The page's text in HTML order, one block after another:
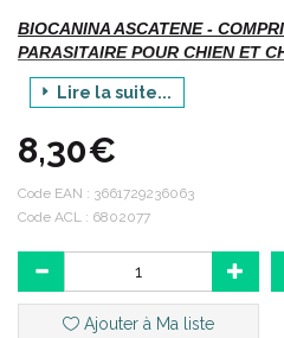
BIOCANINA ASCATENE -
PARASITAIRE POUR CHIEN ET
VERMIFUGE POLYVALENT
VERS PLATS DES CHIENS ET DES
COMPOSITION QUALITATIVE ET
Niclosamide : 400 mg
Pyrantel (sous forme de tartrate) :
Excipients q.s.p. 1 comprimé de
Lire la suite...
8,30€
Code EAN : 3661729236063
Code ACL : 6802077
Ajouter à Ma liste